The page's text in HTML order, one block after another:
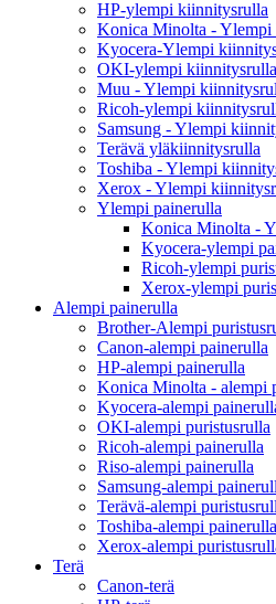
HP-ylempi kiinnitysrulla
Konica Minolta - Ylempi
Kyocera-Ylempi
OKI-ylempi kiinnitysrulla
Muu - Ylempi
Ricoh-ylempi
Samsung - Ylempi
Terävä yläkiinnitysrulla
Toshiba - Ylempi
Xerox - Ylempi
Ylempi painerulla
Konica Minolta -
Kyocera-ylempi
Ricoh-ylempi
Xerox-ylempi
Alempi painerulla
Brother-Alempi
Canon-alempi painerulla
HP-alempi painerulla
Konica Minolta - alempi
Kyocera-alempi
OKI-alempi puristusrulla
Ricoh-alempi painerulla
Riso-alempi painerulla
Samsung-alempi
Terävä-alempi
Toshiba-alempi painerulla
Xerox-alempi
Terä
Canon-terä